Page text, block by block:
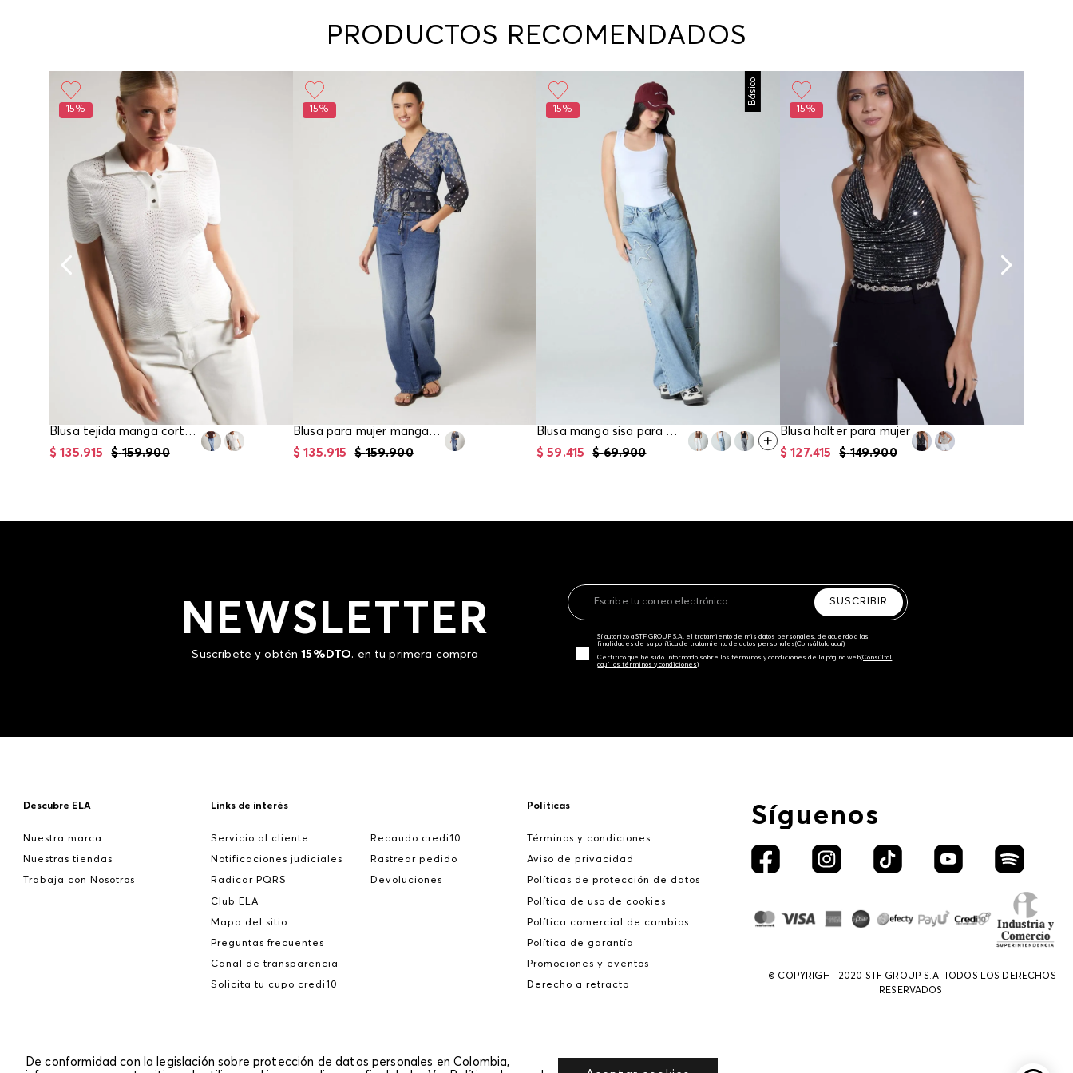
programará la recogida del producto en la dirección
PRODUCTOS RECOMENDADOS
15%
Blusa tejida manga corta para mujer
$ 159.900
$ 135.915
15%
Blusa para mujer manga tres cuartos
$ 159.900
$ 135.915
Básico
15%
Blusa manga sisa para mujer
$ 69.900
$ 59.415
15%
Blusa halter para mujer
$ 149.900
$ 127.415
NEWSLETTER
Suscríbete y obtén15%DTO. en tu primera compra
SUSCRIBIR
Sí autorizo a STF GROUP S.A. el tratamiento de mis datos personales, de acuerdo a las
finalidades de su política de tratamiento de datos personales‎(Consúltala aquí)
Certifico que he sido informado sobre los términos y condiciones de la página web‎(Consúltal
aquí los términos y condiciones)
Síguenos
© COPYRIGHT 2020 STF GROUP S.A. TODOS LOS DERECHOS
RESERVADOS.
Descubre ELA
Nuestra marca
Nuestras tiendas
Trabaja con Nosotros
Links de interés
Servicio al cliente
Notificaciones judiciales
Radicar PQRS
Club ELA
Mapa del sitio
Preguntas frecuentes
Canal de transparencia
Solicita tu cupo credi10
Recaudo credi10
Rastrear pedido
Devoluciones
Políticas
Términos y condiciones
Aviso de privacidad
Políticas de protección de datos
Política de uso de cookies
Política comercial de cambios
Política de garantía
Promociones y eventos
Derecho a retracto
De conformidad con la legislación sobre protección de datos personales en Colombia,